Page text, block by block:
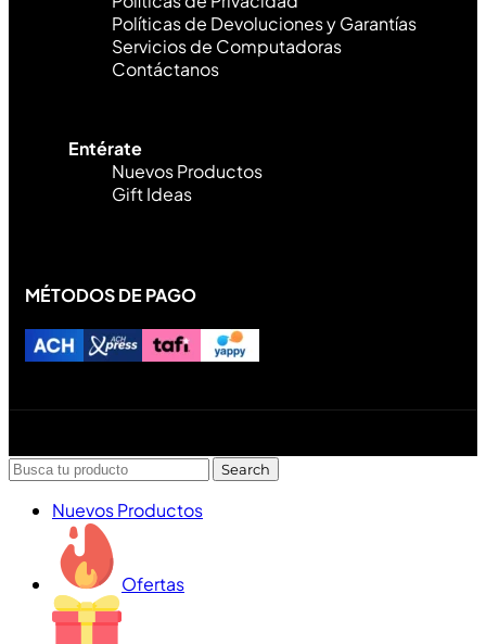
Políticas de Devoluciones y Garantías
Servicios de Computadoras
Contáctanos
Entérate
Nuevos Productos
Gift Ideas
MÉTODOS DE PAGO
Search
Nuevos Productos
Ofertas